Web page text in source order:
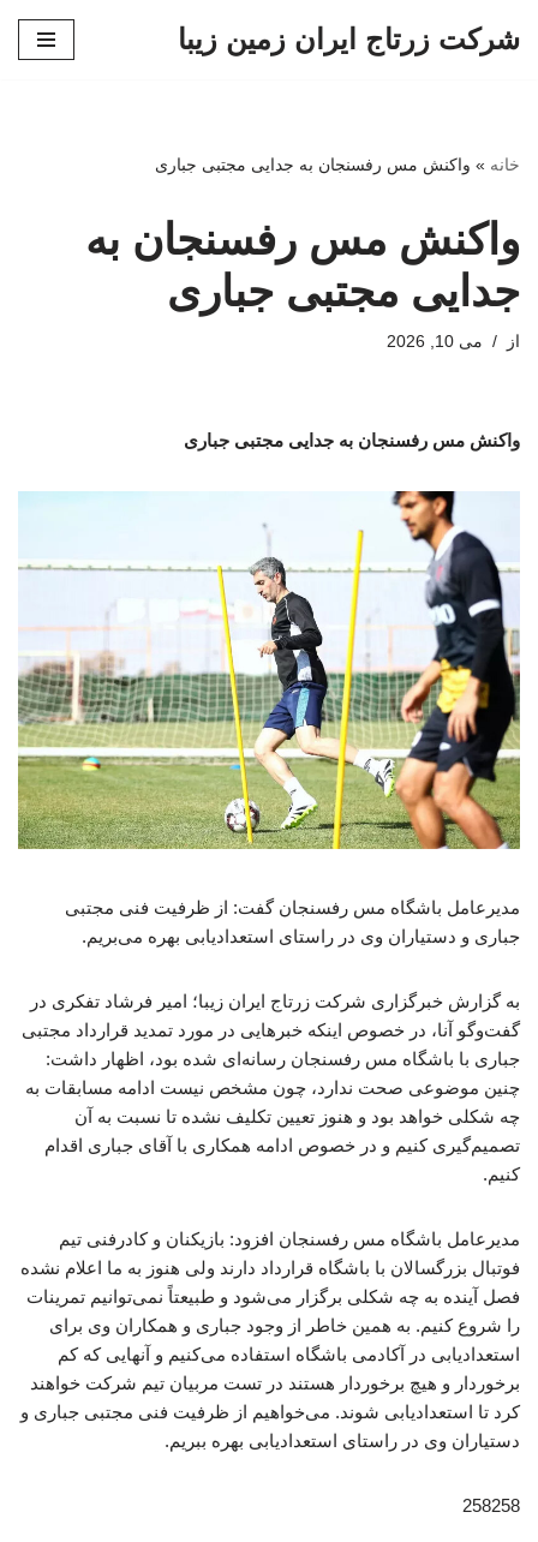
شرکت زرتاج ایران زمین زیبا
خانه » واکنش مس رفسنجان به جدایی مجتبی جباری
واکنش مس رفسنجان به
جدایی مجتبی جباری
از می 10, 2026
واکنش مس رفسنجان به جدایی مجتبی جباری
مدیرعامل باشگاه مس رفسنجان گفت: از ظرفیت فنی مجتبی
جباری و دستیاران وی در راستای استعدادیابی بهره می‌بریم.
به گزارش خبرگزاری شرکت زرتاج ایران زیبا؛ امیر فرشاد تفکری در
گفت‌وگو آنا، در خصوص اینکه خبرهایی در مورد تمدید قرارداد مجتبی
جباری با باشگاه مس رفسنجان رسانه‌ای شده بود، اظهار داشت:
چنین موضوعی صحت ندارد، چون مشخص نیست ادامه مسابقات به
چه شکلی خواهد بود و هنوز تعیین تکلیف نشده تا نسبت به آن
تصمیم‌گیری کنیم و در خصوص ادامه همکاری با آقای جباری اقدام
کنیم.
مدیرعامل باشگاه مس رفسنجان افزود: بازیکنان و کادرفنی تیم
فوتبال بزرگسالان با باشگاه قرارداد دارند ولی هنوز به ما اعلام نشده
فصل آینده به چه شکلی برگزار می‌شود و طبیعتاً نمی‌توانیم تمرینات
را شروع کنیم. به همین خاطر از وجود جباری و همکاران وی برای
استعدادیابی در آکادمی باشگاه استفاده می‌کنیم و آنهایی که کم
برخوردار و هیچ برخوردار هستند در تست مربیان تیم شرکت خواهند
کرد تا استعدادیابی شوند. می‌خواهیم از ظرفیت فنی مجتبی جباری و
دستیاران وی در راستای استعدادیابی بهره ببریم.
258258